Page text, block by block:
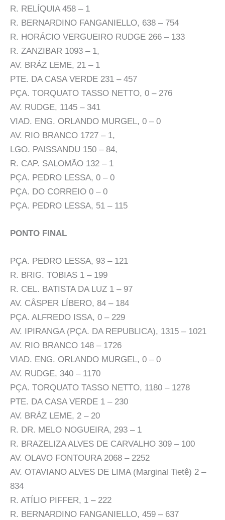
R. RELÍQUIA 458 – 1
R. BERNARDINO FANGANIELLO, 638 – 754
R. HORÁCIO VERGUEIRO RUDGE 266 – 133
R. ZANZIBAR 1093 – 1,
AV. BRÁZ LEME, 21 – 1
PTE. DA CASA VERDE 231 – 457
PÇA. TORQUATO TASSO NETTO, 0 – 276
AV. RUDGE, 1145 – 341
VIAD. ENG. ORLANDO MURGEL, 0 – 0
AV. RIO BRANCO 1727 – 1,
LGO. PAISSANDU 150 – 84,
R. CAP. SALOMÃO 132 – 1
PÇA. PEDRO LESSA, 0 – 0
PÇA. DO CORREIO 0 – 0
PÇA. PEDRO LESSA, 51 – 115
PONTO FINAL
PÇA. PEDRO LESSA, 93 – 121
R. BRIG. TOBIAS 1 – 199
R. CEL. BATISTA DA LUZ 1 – 97
AV. CÂSPER LÍBERO, 84 – 184
PÇA. ALFREDO ISSA, 0 – 229
AV. IPIRANGA (PÇA. DA REPUBLICA), 1315 – 1021
AV. RIO BRANCO 148 – 1726
VIAD. ENG. ORLANDO MURGEL, 0 – 0
AV. RUDGE, 340 – 1170
PÇA. TORQUATO TASSO NETTO, 1180 – 1278
PTE. DA CASA VERDE 1 – 230
AV. BRÁZ LEME, 2 – 20
R. DR. MELO NOGUEIRA, 293 – 1
R. BRAZELIZA ALVES DE CARVALHO 309 – 100
AV. OLAVO FONTOURA 2068 – 2252
AV. OTAVIANO ALVES DE LIMA (Marginal Tietê) 2 –
834
R. ATÍLIO PIFFER, 1 – 222
R. BERNARDINO FANGANIELLO, 459 – 637